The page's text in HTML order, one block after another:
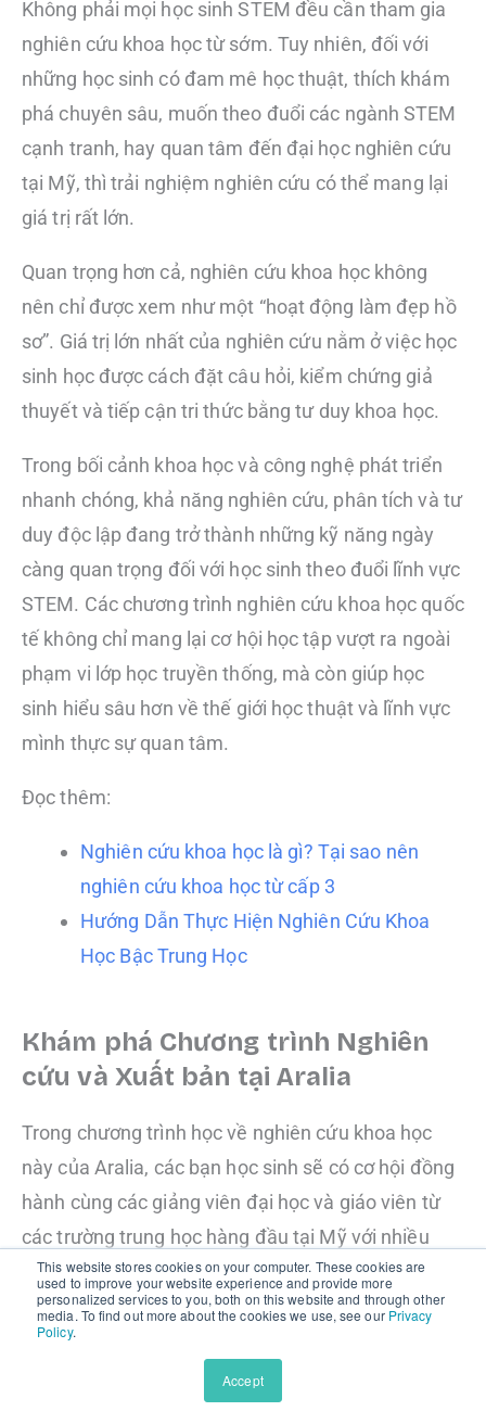
This website stores cookies on your computer. These cookies are
used to improve your website experience and provide more
personalized services to you, both on this website and through other
media. To find out more about the cookies we use, see our Privacy
Policy.
Accept
Không phải mọi học sinh STEM đều cần tham gia
nghiên cứu khoa học từ sớm. Tuy nhiên, đối với
những học sinh có đam mê học thuật, thích khám
phá chuyên sâu, muốn theo đuổi các ngành STEM
cạnh tranh, hay quan tâm đến đại học nghiên cứu
tại Mỹ, thì trải nghiệm nghiên cứu có thể mang lại
giá trị rất lớn.
Quan trọng hơn cả, nghiên cứu khoa học không
nên chỉ được xem như một “hoạt động làm đẹp hồ
sơ”. Giá trị lớn nhất của nghiên cứu nằm ở việc học
sinh học được cách đặt câu hỏi, kiểm chứng giả
thuyết và tiếp cận tri thức bằng tư duy khoa học.
Trong bối cảnh khoa học và công nghệ phát triển
nhanh chóng, khả năng nghiên cứu, phân tích và tư
duy độc lập đang trở thành những kỹ năng ngày
càng quan trọng đối với học sinh theo đuổi lĩnh vực
STEM. Các chương trình nghiên cứu khoa học quốc
tế không chỉ mang lại cơ hội học tập vượt ra ngoài
phạm vi lớp học truyền thống, mà còn giúp học
sinh hiểu sâu hơn về thế giới học thuật và lĩnh vực
mình thực sự quan tâm.
Đọc thêm:
Nghiên cứu khoa học là gì? Tại sao nên
nghiên cứu khoa học từ cấp 3
Hướng Dẫn Thực Hiện Nghiên Cứu Khoa
Học Bậc Trung Học
Khám phá Chương trình Nghiên
cứu và Xuất bản tại Aralia
Trong chương trình học về nghiên cứu khoa học
này của Aralia, các bạn học sinh sẽ có cơ hội đồng
hành cùng các giảng viên đại học và giáo viên từ
các trường trung học hàng đầu tại Mỹ với nhiều
năm kinh nghiệm nghiên cứu và xuất bản nghiên
cứu khoa học. Các giáo viên sẽ giúp em thực hiện
một nghiên cứu khoa học hoàn chỉnh theo đúng
chuẩn quốc tế, có thể gửi đến các tạp chí học thuật